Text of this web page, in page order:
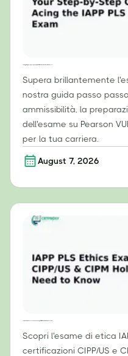
Supera brillantemente
nostra guida passo
ammissibilità, la
dell'esame su Pearson
per la tua carriera.
August 7, 2026
Scopri l'esame di etica
certificazioni CIPP/US e